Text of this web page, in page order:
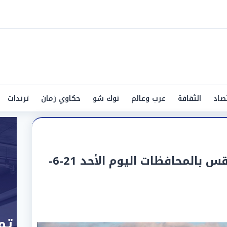
الثقافة عرب وعالم توك شو حكاوي زمان ترندات
الأرصاد تكشف خريطة الطقس بالمحافظات اليوم الأحد 21-6-